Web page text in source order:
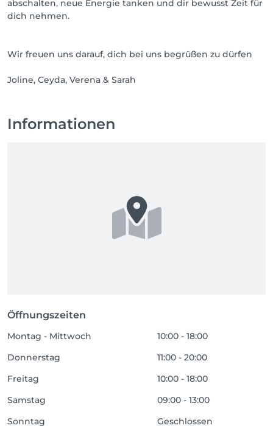
abschalten, neue Energie tanken und dir bewusst Zeit für
dich nehmen.
Wir freuen uns darauf, dich bei uns begrüßen zu dürfen
Joline, Ceyda, Verena & Sarah
Informationen
Öffnungszeiten
Montag - Mittwoch
10:00 - 18:00
Donnerstag
11:00 - 20:00
Freitag
10:00 - 18:00
Samstag
09:00 - 13:00
Sonntag
Geschlossen